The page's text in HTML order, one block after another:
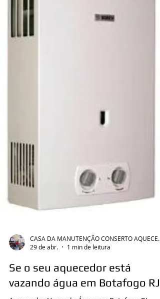
no Recreio dos Bandeirantes Conserto de
Aquecedor Kobe no Recreio dos